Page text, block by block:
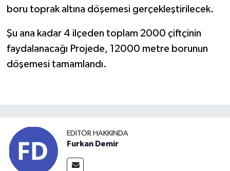
boru toprak altına döşemesi gerçekleştirilecek.
Şu ana kadar 4 ilçeden toplam 2000 çiftçinin
faydalanacağı Projede, 12000 metre borunun
döşemesi tamamlandı.
EDITÖR HAKKINDA
Furkan Demir